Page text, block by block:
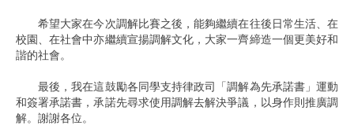
希望大家在今次調解比賽之後，能夠繼續在往後日常生活、在
校園、在社會中亦繼續宣揚調解文化，大家一齊締造一個更美好和
諧的社會。
最後，我在這鼓勵各同學支持律政司「調解為先承諾書」運動
和簽署承諾書，承諾先尋求使用調解去解決爭議，以身作則推廣調
解。謝謝各位。